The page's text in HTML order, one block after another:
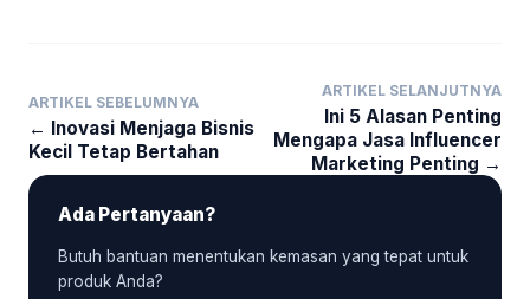
ARTIKEL SEBELUMNYA
← Inovasi Menjaga Bisnis
Kecil Tetap Bertahan
ARTIKEL SELANJUTNYA
Ini 5 Alasan Penting
Mengapa Jasa Influencer
Marketing Penting →
Ada Pertanyaan?
Butuh bantuan menentukan kemasan yang tepat untuk
produk Anda?